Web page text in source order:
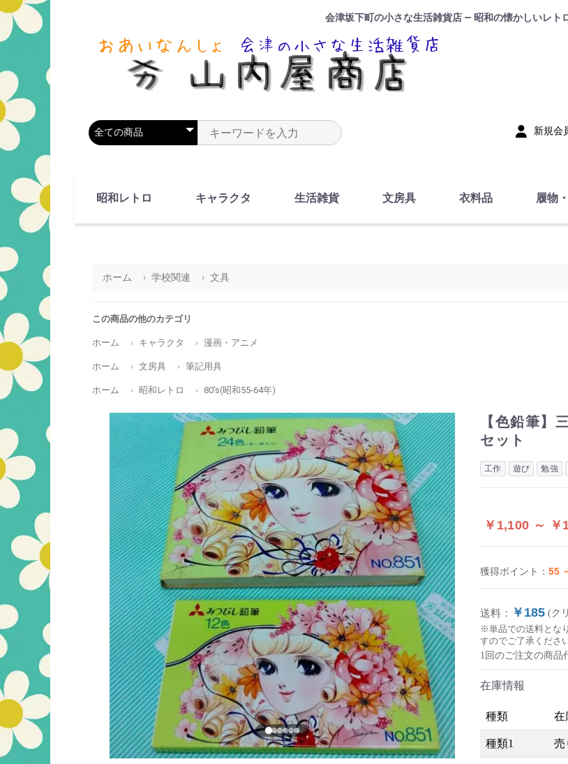
会津坂下町の小さな生活雑貨店 — 昭和の懐かしいレト
商品カテゴリを選択 商品名やキーワードを入力 新規会
昭和レトロ キャラクタ 生活雑貨 文房具 衣料品 履物
ホーム 学校関連 文具
この商品の他のカテゴリ
ホーム キャラクタ 漫画・アニメ
ホーム 文房具 筆記用具
ホーム 昭和レトロ 80's(昭和55-64年)
【色鉛筆】
セット
工作 遊び 勉強
￥1,100 ～ ￥
獲得ポイント： 55
送料： ￥185 (ク
※単品での送料とな
すのでご了承ください
1回のご注文の商品
在庫情報
種類 在
種類1 売